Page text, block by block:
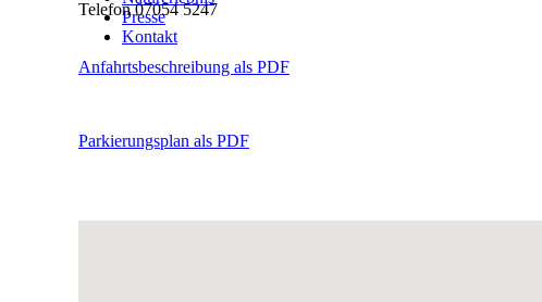
Presse
Kontakt
Telefon 07054 5247
Anfahrtsbeschreibung als PDF
Parkierungsplan als PDF